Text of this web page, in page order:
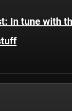
In tune with